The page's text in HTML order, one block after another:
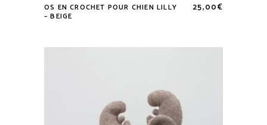
OS EN CROCHET POUR CHIEN LILLY
– BEIGE
25,00€